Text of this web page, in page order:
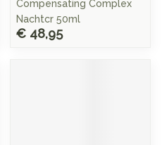
Compensating Complex
Nachtcr 50ml
€ 48,95